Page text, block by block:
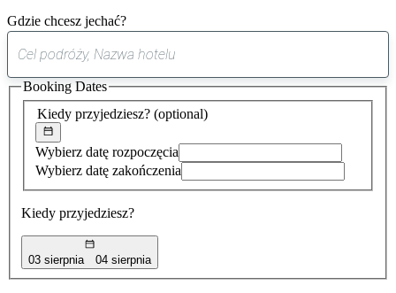
Gdzie chcesz jechać?
sugestia
została
znaleziona
Kiedy przyjedziesz? (optional)
Wybierz datę rozpoczęcia
Wybierz datę zakończenia
Kiedy przyjedziesz?
03 sierpnia 04 sierpnia
Booking Dates